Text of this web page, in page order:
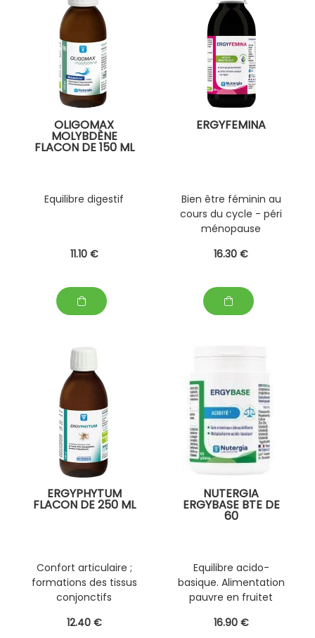
OLIGOMAX
MOLYBDÈNE
FLACON DE 150 ML
Equilibre digestif
11.10 €
ERGYFEMINA
Bien être féminin au
cours du cycle - péri
ménopause
16.30 €
ERGYPHYTUM
FLACON DE 250 ML
Confort articulaire ;
formations des tissus
conjonctifs
12.40 €
NUTERGIA
ERGYBASE BTE DE
60
Equilibre acido-
basique. Alimentation
pauvre en fruitet
hyperproteiné
16.90 €